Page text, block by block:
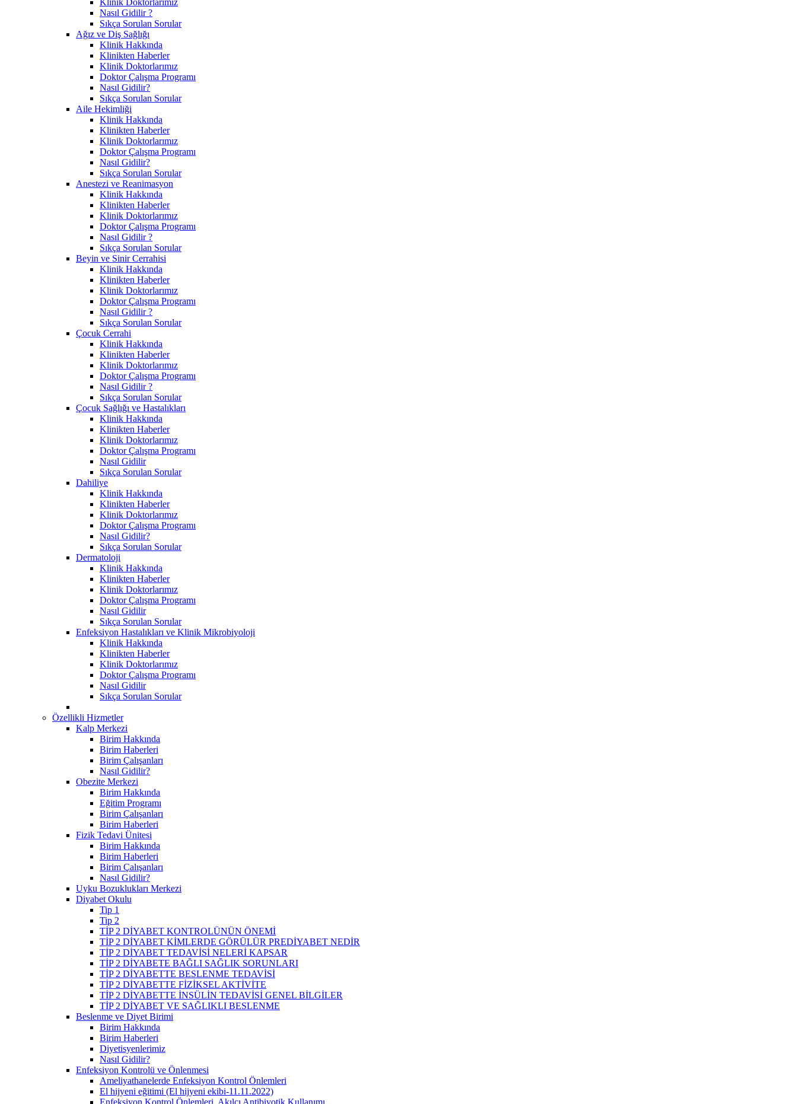
Nasıl Gidilir ?
Sıkça Sorulan Sorular
Ağız ve Diş Sağlığı
Klinik Hakkında
Klinikten Haberler
Klinik Doktorlarımız
Doktor Çalışma Programı
Nasıl Gidilir?
Sıkça Sorulan Sorular
Aile Hekimliği
Klinik Hakkında
Klinikten Haberler
Klinik Doktorlarımız
Doktor Çalışma Programı
Nasıl Gidilir?
Sıkça Sorulan Sorular
Anestezi ve Reanimasyon
Klinik Hakkında
Klinikten Haberler
Klinik Doktorlarımız
Doktor Çalışma Programı
Nasıl Gidilir ?
Sıkça Sorulan Sorular
Beyin ve Sinir Cerrahisi
Klinik Hakkında
Klinikten Haberler
Klinik Doktorlarımız
Doktor Çalışma Programı
Nasıl Gidilir ?
Sıkça Sorulan Sorular
Çocuk Cerrahi
Klinik Hakkında
Klinikten Haberler
Klinik Doktorlarımız
Doktor Çalışma Programı
Nasıl Gidilir ?
Sıkça Sorulan Sorular
Çocuk Sağlığı ve Hastalıkları
Klinik Hakkında
Klinikten Haberler
Klinik Doktorlarımız
Doktor Çalışma Programı
Nasıl Gidilir
Sıkça Sorulan Sorular
Dahiliye
Klinik Hakkında
Klinikten Haberler
Klinik Doktorlarımız
Doktor Çalışma Programı
Nasıl Gidilir?
Sıkça Sorulan Sorular
Dermatoloji
Klinik Hakkında
Klinikten Haberler
Klinik Doktorlarımız
Doktor Çalışma Programı
Nasıl Gidilir
Sıkça Sorulan Sorular
Enfeksiyon Hastalıkları ve Klinik Mikrobiyoloji
Klinik Hakkında
Klinikten Haberler
Klinik Doktorlarımız
Doktor Çalışma Programı
Nasıl Gidilir
Sıkça Sorulan Sorular
Özellikli Hizmetler
Kalp Merkezi
Birim Hakkında
Birim Haberleri
Birim Çalışanları
Nasıl Gidilir?
Obezite Merkezi
Birim Hakkında
Eğitim Programı
Birim Çalışanları
Birim Haberleri
Fizik Tedavi Ünitesi
Birim Hakkında
Birim Haberleri
Birim Çalışanları
Nasıl Gidilir?
Uyku Bozuklukları Merkezi
Diyabet Okulu
Tip 1
Tip 2
TİP 2 DİYABET KONTROLÜNÜN ÖNEMİ
TİP 2 DİYABET KİMLERDE GÖRÜLÜR PREDİYABET NEDİR
TİP 2 DİYABET TEDAVİSİ NELERİ KAPSAR
TİP 2 DİYABETE BAĞLI SAĞLIK SORUNLARI
TİP 2 DİYABETTE BESLENME TEDAVİSİ
TİP 2 DİYABETTE FİZİKSEL AKTİVİTE
TİP 2 DİYABETTE İNSÜLİN TEDAVİSİ GENEL BİLGİLER
TİP 2 DİYABET VE SAĞLIKLI BESLENME
Beslenme ve Diyet Birimi
Birim Hakkında
Birim Haberleri
Diyetisyenlerimiz
Nasıl Gidilir?
Enfeksiyon Kontrolü ve Önlenmesi
Ameliyathanelerde Enfeksiyon Kontrol Önlemleri
El hijyeni eğitimi (El hijyeni ekibi-11.11.2022)
Enfeksiyon Kontrol Önlemleri, Akılcı Antibiyotik Kullanımı